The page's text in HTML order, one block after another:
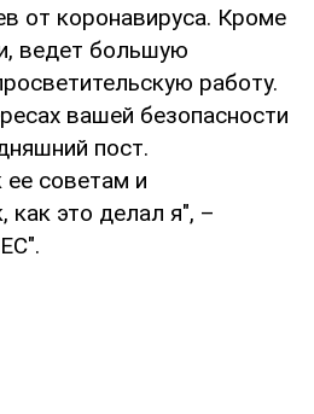
от коронавируса. Кроме
ведет большую
работу.
вашей безопасности
пост.
советам и
как это делал я", –